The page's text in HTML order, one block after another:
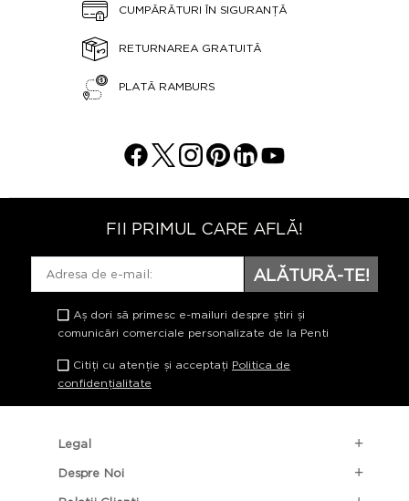
CUMPĂRĂTURI ÎN SIGURANȚĂ
RETURNAREA GRATUITĂ
PLATĂ RAMBURS
FII PRIMUL CARE AFLĂ!
ALĂTURĂ-TE!
Aș dori să primesc e-mailuri despre știri și
comunicări comerciale personalizate de la Penti
Citiți cu atenție și acceptați Politica de
confidențialitate
Legal
Despre Noi